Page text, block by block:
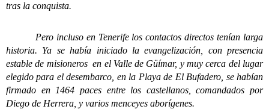
tras la conquista.
Pero incluso en Tenerife los contactos directos tenían larga
historia. Ya se había iniciado la evangelización, con presencia
estable de misioneros en el Valle de Güímar, y muy cerca del lugar
elegido para el desembarco, en la Playa de El Bufadero, se habían
firmado en 1464 paces entre los castellanos, comandados por
Diego de Herrera, y varios menceyes aborígenes.